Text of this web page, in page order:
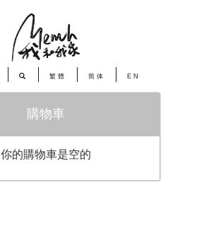
繁體 简体 EN
購物車
你的購物車是空的